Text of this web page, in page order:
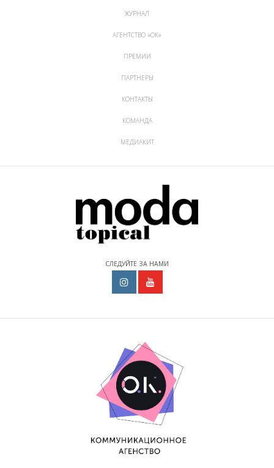
ЖУРНАЛ
АГЕНТСТВО «ОК»
ПРЕМИИ
ПАРТНЕРЫ
КОНТАКТЫ
КОМАНДА
МЕДИАКИТ
СЛЕДУЙТЕ ЗА НАМИ